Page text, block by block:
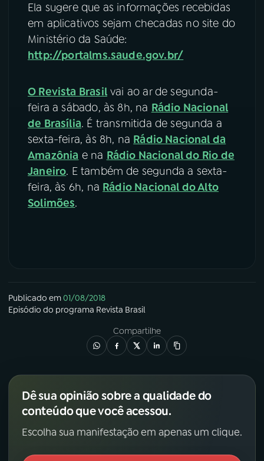
Ela sugere que as informações recebidas
em aplicativos sejam checadas no site do
Ministério da Saúde:
http://portalms.saude.gov.br/
O Revista Brasilvai ao ar de segunda-
feira a sábado, às 8h, na Rádio Nacional
de Brasília. É transmitida de segunda a
sexta-feira, às 8h, na Rádio Nacional da
Amazônia e na Rádio Nacional do Rio de
Janeiro. E também de segunda a sexta-
feira, às 6h, na Rádio Nacional do Alto
Solimões.
Publicado em01/08/2018
Episódio do programa Revista Brasil
Compartilhe
Dê sua opinião sobre a qualidade do
conteúdo que você acessou.
Escolha sua manifestação em apenas um clique.